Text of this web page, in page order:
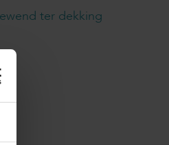
ter dekking